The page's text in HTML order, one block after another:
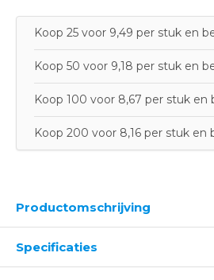
Koop 25 voor 9,49 per stuk en
Koop 50 voor 9,18 per stuk en
Koop 100 voor 8,67 per stuk en
Koop 200 voor 8,16 per stuk en
Productomschrijving
Specificaties